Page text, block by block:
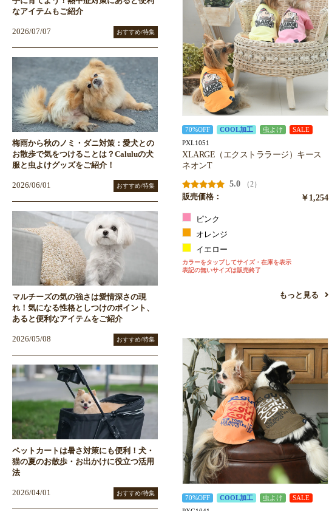
70%OFF COOL加工 虫よけ SALE
PXL1051
XLARGE（エクストララージ）キース
ネオンT
5.0
（2）
販売価格：
￥1,254
ピンク
オレンジ
イエロー
カラーをタップしてサイズ・在庫を表示
表記の無いサイズは販売終了
もっと見る
70%OFF COOL加工 虫よけ SALE
なアイテムもご紹介
2026/07/07 おすすめ/特集
梅雨から秋のノミ・ダニ対策：愛犬との
お散歩で気をつけることは？Caluluの犬
服と虫よけグッズをご紹介！
2026/06/01 おすすめ/特集
マルチーズの気の強さは愛情深さの現
れ！気になる性格としつけのポイント、
あると便利なアイテムをご紹介
2026/05/08 おすすめ/特集
ペットカートは暑さ対策にも便利！犬・
猫の夏のお散歩・お出かけに役立つ活用
法
2026/04/01 おすすめ/特集